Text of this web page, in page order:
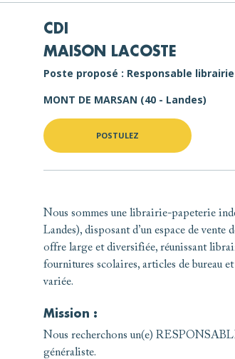
CDI
MAISON LACOSTE
Poste proposé : Responsable librairie
MONT DE MARSAN (40 - Landes)
POSTULEZ
Nous sommes une librairie-papeterie
Landes), disposant d’un espace de
offre large et diversifiée, réunissant
fournitures scolaires, articles de bureau
variée.
Mission :
Nous recherchons un(e)
généraliste.